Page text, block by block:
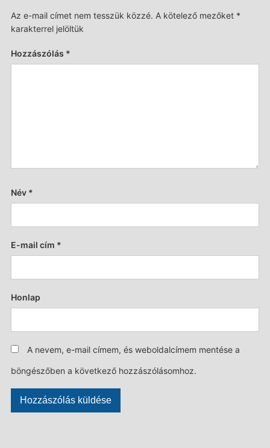
Az e-mail címet nem tesszük közzé. A kötelező mezőket *
karakterrel jelöltük
Hozzászólás *
Név *
E-mail cím *
Honlap
A nevem, e-mail címem, és weboldalcímem mentése a
böngészőben a következő hozzászólásomhoz.